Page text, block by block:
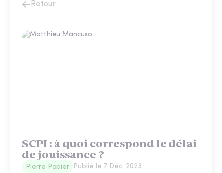
Retour
SCPI : à quoi correspond le délai
de jouissance ?
Pierre Papier Publié le 7 Déc. 2023